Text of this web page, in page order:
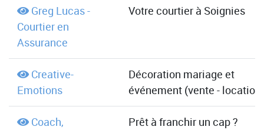
Greg Lucas -
Courtier en
Assurance
Votre courtier à Soignies
Creative-
Emotions
Décoration mariage et
événement (vente - location)
Coach,
Prêt à franchir un cap ?